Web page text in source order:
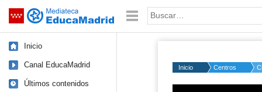
Saltar navegación Palabra o frase:
Inicio
Canal EducaMadrid
Últimos contenidos
Inicio Centros